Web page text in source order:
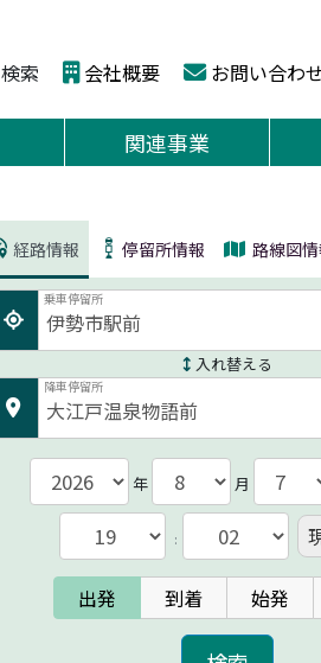
検索 会社概要 お問い合わ
関連事業
経路情報 停留所情報 路線図
乗車停留所
入れ替える
降車停留所
年 月
:
出発 到着 始発